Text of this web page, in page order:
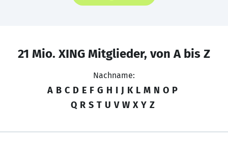
21 Mio. XING Mitglieder, von A bis Z
Nachname:
A B C D E F G H I J K L M N O P
Q R S T U V W X Y Z